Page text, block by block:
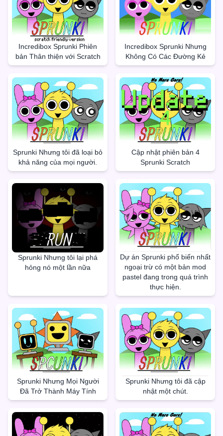
Incredibox Sprunki Phiên
bản Thân thiện với Scratch
Incredibox Sprunki Nhưng
Không Có Các Đường Kẻ
Sprunki Nhưng tôi đã loại bỏ
khả năng của mọi người.
Cập nhật phiên bản 4
Sprunki Scratch
Sprunki Nhưng tôi lại phá
hỏng nó một lần nữa
Dự án Sprunki phổ biến nhất
ngoại trừ có một bản mod
pastel đang trong quá trình
thực hiện.
Sprunki Nhưng Mọi Người
Đã Trở Thành Máy Tính
Sprunki Nhưng tôi đã cập
nhật một chút.